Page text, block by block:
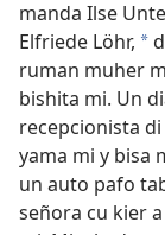
manda Ilse
Elfriede Löhr, *
ruman muher
bishita mi. Un
recepcionista
yama mi y bisa
un auto pafo
señora cu kier